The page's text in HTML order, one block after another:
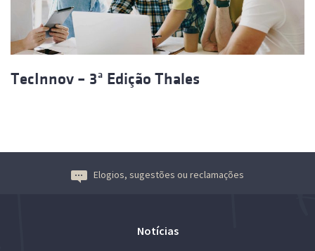
TecInnov – 3ª Edição Thales
Elogios, sugestões ou reclamações
Notícias